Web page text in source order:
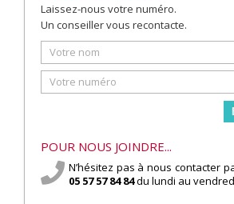
Laissez-nous votre numéro.
Un conseiller vous recontacte.
POUR NOUS JOINDRE...
N’hésitez pas à nous contacter
05 57 57 84 84du lundi au